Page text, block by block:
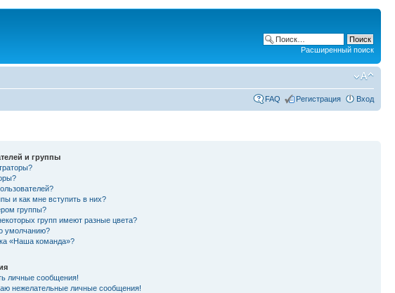
Расширенный поиск
FAQ Регистрация Вход
и группы
и как мне вступить в них?
группы?
групп имеют разные цвета?
умолчанию?
«Наша команда»?
личные сообщения!
нежелательные личные сообщения!